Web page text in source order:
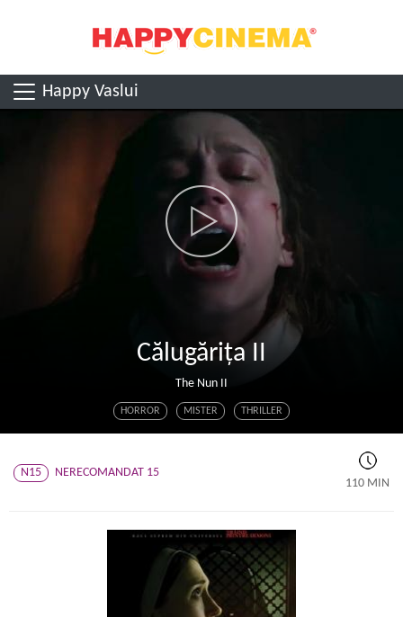
Happy Vaslui
Călugărița II
The Nun II
HORROR MISTER THRILLER
N15
NERECOMANDAT 15
110 MIN